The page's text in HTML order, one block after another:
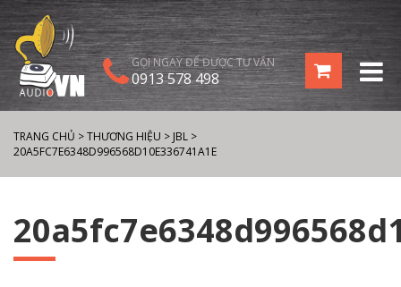
GỌI NGAY ĐỂ ĐƯỢC TƯ VẤN
0913 578 498
TRANG CHỦ >THƯƠNG HIỆU > JBL >
20A5FC7E6348D996568D10E336741A1E